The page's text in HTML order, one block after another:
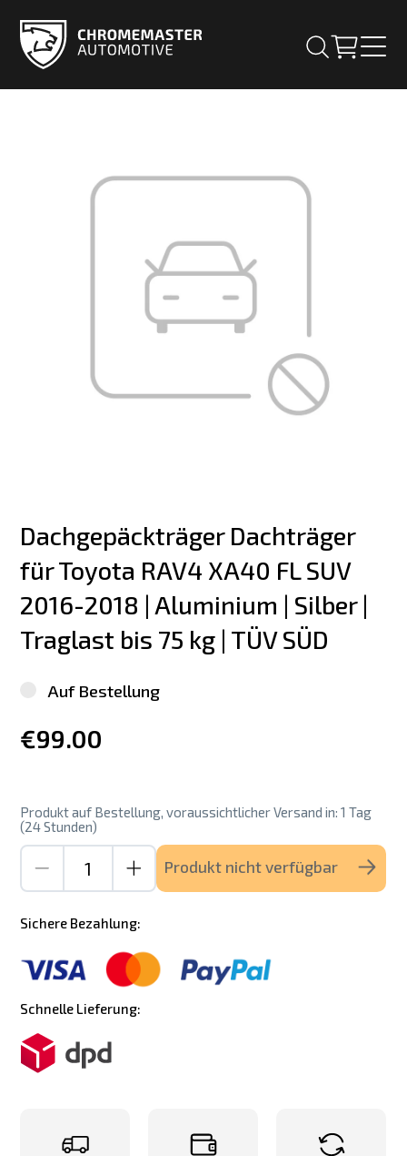
Dachgepäckträger Dachträger
für Toyota RAV4 XA40 FL SUV
2016-2018 | Aluminium | Silber |
Traglast bis 75 kg | TÜV SÜD
Auf Bestellung
€99.00
Produkt auf Bestellung, voraussichtlicher Versand in: 1 Tag
(24 Stunden)
Produkt nicht verfügbar
Sichere Bezahlung:
Schnelle Lieferung: